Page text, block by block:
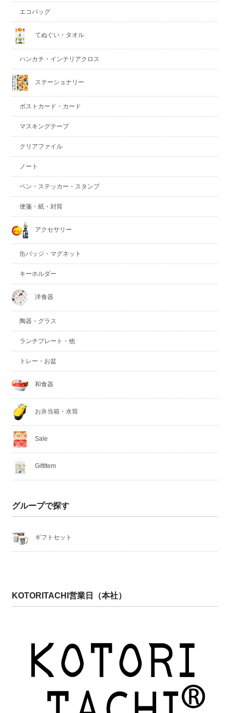
エコバッグ
てぬぐい・タオル
ハンカチ・インテリアクロス
ステーショナリー
ポストカード・カード
マスキングテープ
クリアファイル
ノート
ペン・ステッカー・スタンプ
便箋・紙・封筒
アクセサリー
缶バッジ・マグネット
キーホルダー
洋食器
陶器・グラス
ランチプレート・他
トレー・お盆
和食器
お弁当箱・水筒
Sale
GiftItem
グループで探す
ギフトセット
KOTORITACHI営業日（本社）